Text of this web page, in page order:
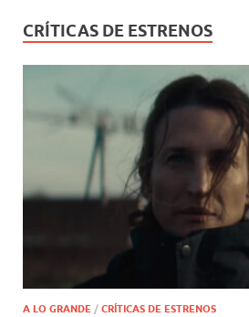
CRÍTICAS DE ESTRENOS
A LO GRANDE / CRÍTICAS DE ESTRENOS